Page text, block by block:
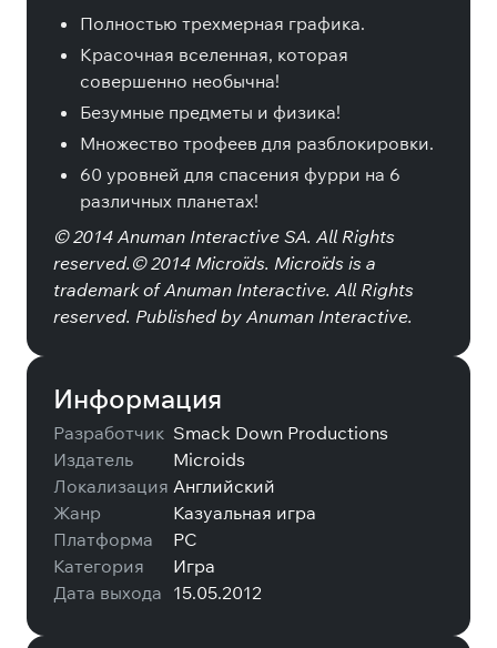
Полностью трехмерная графика.
Красочная вселенная, которая
совершенно необычна!
Безумные предметы и физика!
Множество трофеев для разблокировки.
60 уровней для спасения фурри на 6
различных планетах!
© 2014 Anuman Interactive SA. All Rights
reserved.© 2014 Microïds. Microïds is a
trademark of Anuman Interactive. All Rights
reserved. Published by Anuman Interactive.
Информация
Разработчик Smack Down Productions
Издатель
Microids
Локализация Английский
Жанр
Казуальная игра
Платформа
PC
Категория
Игра
Дата выхода 15.05.2012